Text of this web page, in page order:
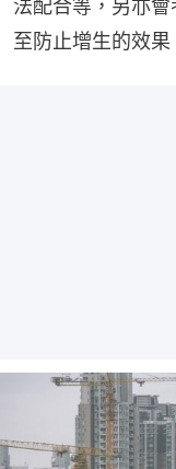
法配合等，另亦
至防止增生的效果